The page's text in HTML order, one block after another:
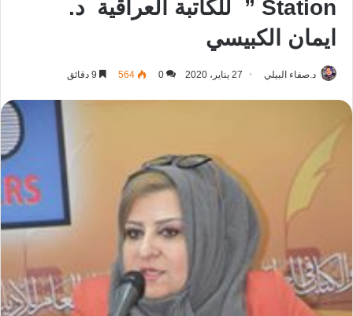
Station ” للكاتبة العراقية د.
ايمان الكبيسي
د.صفاء البيلي 27 يناير، 2020 0
564